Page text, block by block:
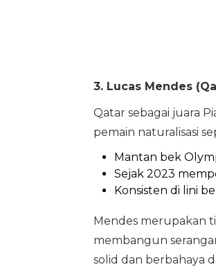
3. Lucas Mendes
Qatar sebagai juara
pemain naturalisasi
Mantan bek
Sejak 2023
Konsisten di lini
Mendes merupakan
membangun
solid dan berbahaya